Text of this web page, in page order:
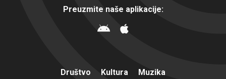
Preuzmite naše aplikacije:
Društvo Kultura
Muzika